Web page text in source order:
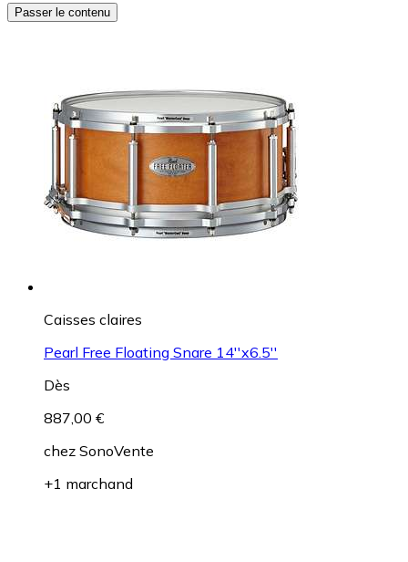
Passer le contenu
Caisses claires
Pearl Free Floating Snare 14''x6.5''
Dès
887,00 €
chez SonoVente
+1 marchand